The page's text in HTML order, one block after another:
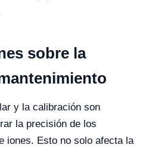
sobre la
y la calibración son
la precisión de los
iones. Esto no solo afecta la